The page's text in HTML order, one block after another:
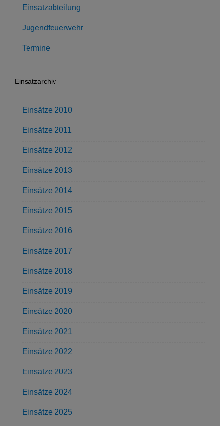
Einsatzabteilung
Jugendfeuerwehr
Termine
Einsatzarchiv
Einsätze 2010
Einsätze 2011
Einsätze 2012
Einsätze 2013
Einsätze 2014
Einsätze 2015
Einsätze 2016
Einsätze 2017
Einsätze 2018
Einsätze 2019
Einsätze 2020
Einsätze 2021
Einsätze 2022
Einsätze 2023
Einsätze 2024
Einsätze 2025